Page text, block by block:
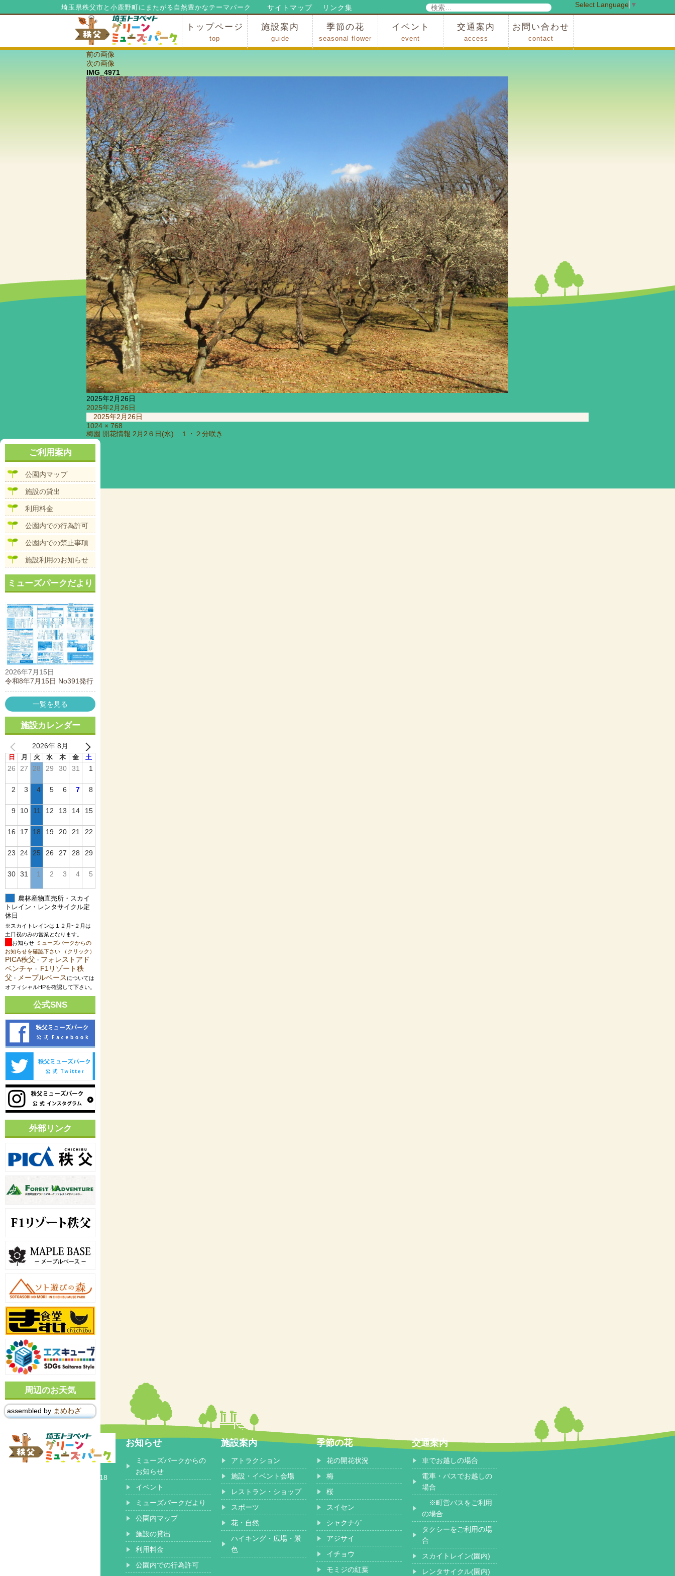
埼玉県秩父市と小鹿野町にまたがる自然豊かなテーマパーク リンク集
サイトマップ
検
検
索
トップページ
top
施設案内
guide
季節の花
seasonal flower
イベント
event
交通案内
access
お問い合わせ
contact
Select Language ▼
前の画像
次の画像
IMG_4971
2025年2月26日
投
日:
2025年2月26日
2025年2月26日
フ
ル
サ
ズ
1024 × 768
投
稿
ビ
梅園 開花情報 2月2６日(水) １・２分咲き
ご利用案内
公園内マップ
施設の貸出
利用料金
公園内での行為許可
公園内での禁止事項
施設利用のお知らせ
ミューズパークだより
2026年7月15日
令和8年7月15日 No391発行
一覧を見る
施設カレンダー
2026年 8月
日 月 火 水 木 金 土
26 27 28 29 30 31 1
2 3 4 5 6 7 8
9 10 11 12 13 14 15
16 17 18 19 20 21 22
23 24 25 26 27 28 29
30 31 1 2 3 4 5
農林産物直売所・スカイ
トレイン・レンタサイクル定
休日
※スカイトレインは１２月~２月は
土日祝のみの営業となります。
お知らせ ミューズパークからの
お知らせを確認下さい （クリック）
PICA秩父 ・ フォレストアド
ベンチャ ・ F1リゾート秩
父 ・ メープルベース については
オフィシャルHPを確認して下さい。
公式SNS
外部リンク
周辺のお天気
assembled by まめわざ
埼玉県秩父郡 小鹿野町長留2518
お知らせ
ミューズパークからの
お知らせ
イベント
ミューズパークだより
公園内マップ
施設の貸出
利用料金
公園内での行為許可
施設案内
アトラクション
施設・イベント会場
レストラン・ショップ
スポーツ
花・自然
ハイキング・広場・景
色
季節の花
花の開花状況
梅
桜
スイセン
シャクナゲ
アジサイ
イチョウ
モミジの紅葉
交通案内
車でお越しの場合
電車・バスでお越しの
場合
※町営バスをご利用
の場合
タクシーをご利用の場
合
スカイトレイン(園内)
レンタサイクル(園内)